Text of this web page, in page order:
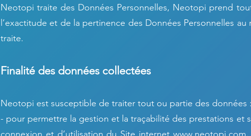
Neotopi traite des Données Personnelles, Neotopi prend
l’exactitude et de la pertinence des Données Personnelles
traite.
Finalité des données collectées
Neotopi est susceptible de traiter tout ou partie des données :
- pour permettre la gestion et la traçabilité des prestations et